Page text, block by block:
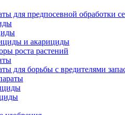
для предпосевной обработки
и акарициды
роста растений
для борьбы с вредителями